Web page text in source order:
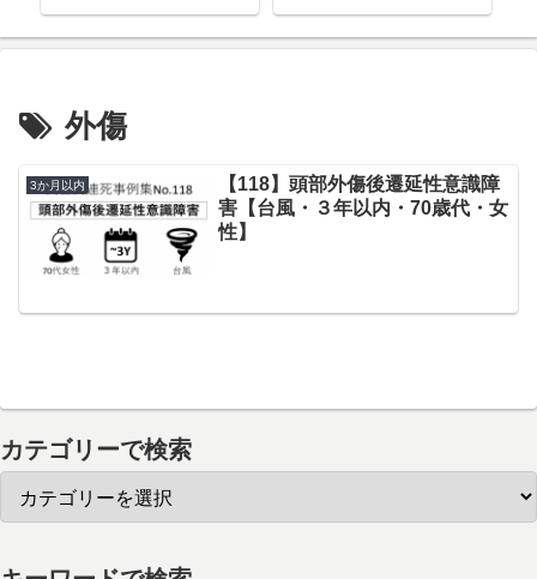
外傷
3か月以内
【118】頭部外傷後遷延性意識障
害【台風・３年以内・70歳代・女
性】
カテゴリーで検索